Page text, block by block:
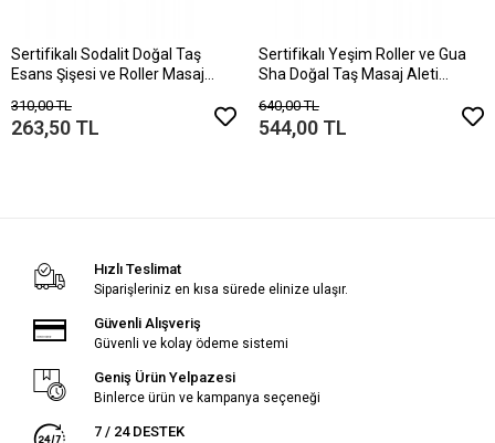
Sertifikalı Sodalit Doğal Taş
Esans Şişesi ve Roller Masaj
310,00 TL
263,50 TL
Sertifikalı Yeşim Roller ve Gua
Sha Doğal Taş Masaj Aleti
640,00 TL
544,00 TL
Hızlı Teslimat
Siparişleriniz en kısa sürede elinize ulaşır.
Güvenli Alışveriş
Güvenli ve kolay ödeme sistemi
Geniş Ürün Yelpazesi
Binlerce ürün ve kampanya seçeneği
7 / 24 DESTEK